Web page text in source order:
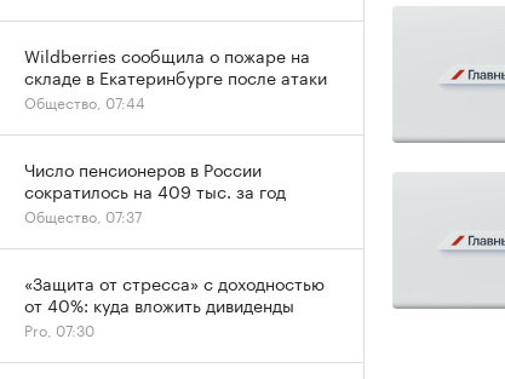
Wildberries сообщила о пожаре на
складе в Екатеринбурге после атаки
Общество, 07:44
Число пенсионеров в России
сократилось на 409 тыс. за год
Общество, 07:37
«Защита от стресса» с доходностью
от 40%: куда вложить дивиденды
Pro, 07:30